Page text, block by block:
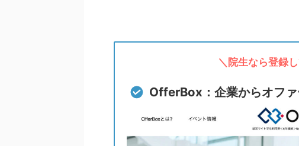
＼院生なら登録
OfferBox：企業からオフ